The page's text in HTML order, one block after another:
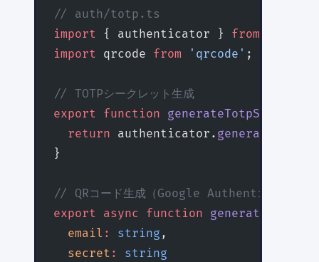
// auth/totp.ts
import { authenticator } from
import qrcode from 'qrcode' ;
// TOTPシークレット生成
export function generateTotpSecret
  return
authenticator. generateSecret
}
// QRコード生成（Google Authenticator等で
export async function generateQrCode
  email
: string ,
  secret
:
string